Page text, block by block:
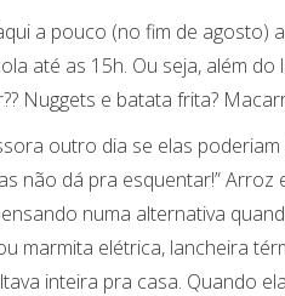
a pouco (no fim de agosto)
até as 15h. Ou seja, além
Nuggets e batata frita?
outro dia se elas
não dá pra esquentar!”
numa alternativa
marmita elétrica, lancheira
inteira pra casa. Quando